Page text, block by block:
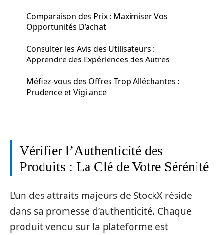
Comparaison des Prix : Maximiser Vos
Opportunités D’achat
Consulter les Avis des Utilisateurs :
Apprendre des Expériences des Autres
Méfiez-vous des Offres Trop Alléchantes :
Prudence et Vigilance
Vérifier l’Authenticité des
Produits : La Clé de Votre Sérénité
L’un des attraits majeurs de StockX réside
dans sa promesse d’authenticité. Chaque
produit vendu sur la plateforme est